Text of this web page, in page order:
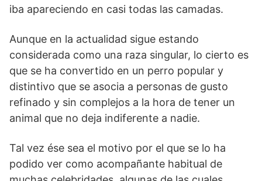
iba apareciendo en casi todas las camadas.
Aunque en la actualidad sigue estando
considerada como una raza singular, lo cierto es
que se ha convertido en un perro popular y
distintivo que se asocia a personas de gusto
refinado y sin complejos a la hora de tener un
animal que no deja indiferente a nadie.
Tal vez ése sea el motivo por el que se lo ha
podido ver como acompañante habitual de